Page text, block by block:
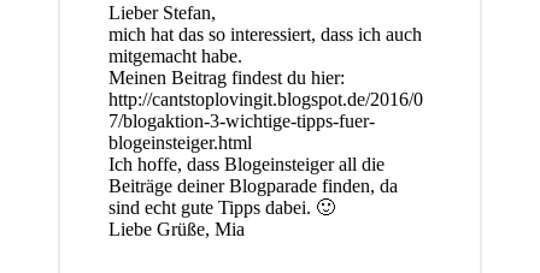
Lieber Stefan,
mich hat das so interessiert, dass ich auch
mitgemacht habe.
Meinen Beitrag findest du hier:
http://cantstoplovingit.blogspot.de/2016/0
7/blogaktion-3-wichtige-tipps-fuer-
blogeinsteiger.html
Ich hoffe, dass Blogeinsteiger all die
Beiträge deiner Blogparade finden, da
sind echt gute Tipps dabei. 🙂
Liebe Grüße, Mia